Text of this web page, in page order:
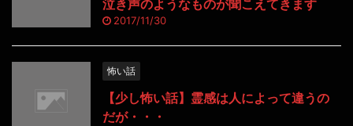
泣き声のようなものが聞こえてきます
2017/11/30
怖い話
【少し怖い話】霊感は人によって違うの
だが・・・